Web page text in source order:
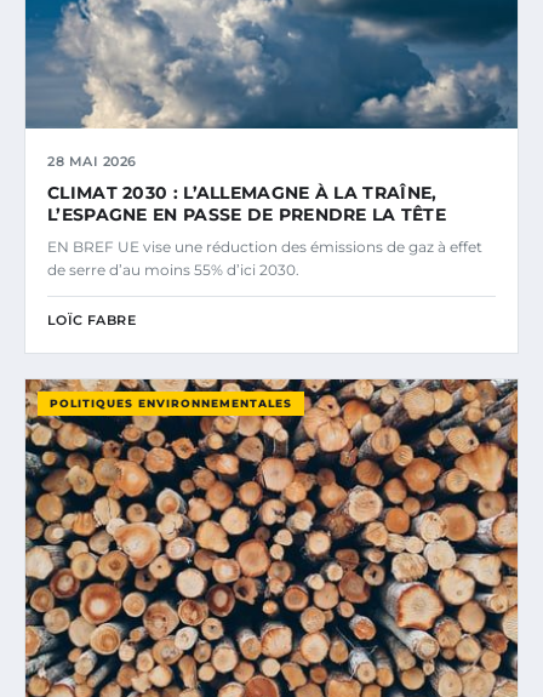
28 MAI 2026
CLIMAT 2030 : L’ALLEMAGNE À LA TRAÎNE,
L’ESPAGNE EN PASSE DE PRENDRE LA TÊTE
EN BREF UE vise une réduction des émissions de gaz à effet
de serre d’au moins 55% d’ici 2030.
LOÏC FABRE
POLITIQUES ENVIRONNEMENTALES